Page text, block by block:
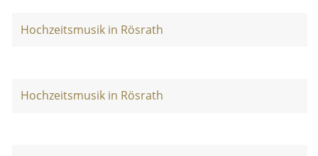
Hochzeitsmusik in Rösrath
Hochzeitsmusik in Rösrath